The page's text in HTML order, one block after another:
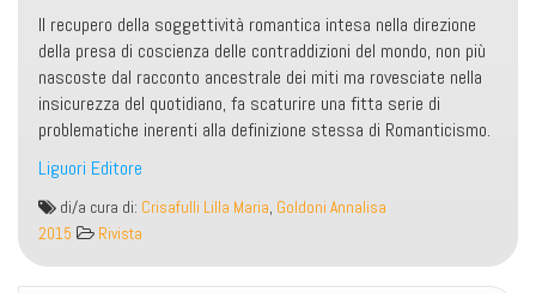
Il recupero della soggettività romantica intesa nella direzione
della presa di coscienza delle contraddizioni del mondo, non più
nascoste dal racconto ancestrale dei miti ma rovesciate nella
insicurezza del quotidiano, fa scaturire una fitta serie di
problematiche inerenti alla definizione stessa di Romanticismo.
Liguori Editore
La
questione
di/a cura di: Crisafulli Lilla Maria, Goldoni Annalisa
2015
Rivista